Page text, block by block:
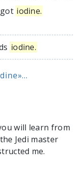
iodine.
iodine.
will learn from
the Jedi master
me.